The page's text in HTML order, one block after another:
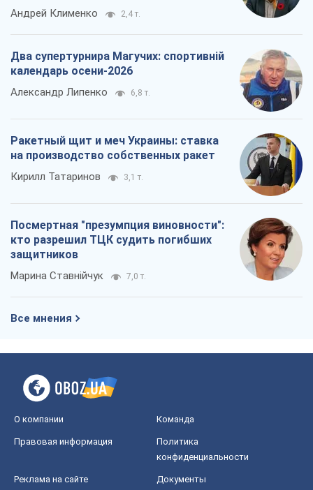
Андрей Клименко 2,4 т.
Два супертурнира Магучих: спортивній
календарь осени-2026
Александр Липенко 6,8 т.
Ракетный щит и меч Украины: ставка
на производство собственных ракет
Кирилл Татаринов 3,1 т.
Посмертная "презумпция виновности":
кто разрешил ТЦК судить погибших
защитников
Марина Ставнійчук 7,0 т.
Все мнения
О компании Команда
Правовая информация
Политика
конфиденциальности
Реклама на сайте Документы